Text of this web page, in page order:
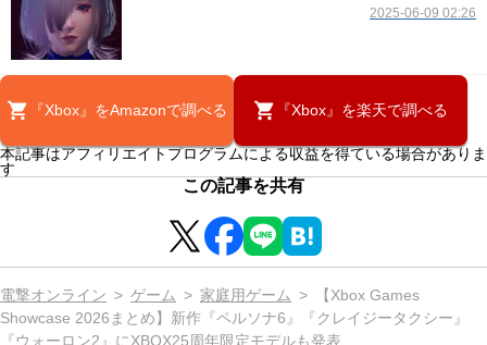
2025-06-09 02:26
『Xbox』をAmazonで調べる 『Xbox』を楽天で調べる
本記事はアフィリエイトプログラムによる収益を得ている場合がありま
す
この記事を共有
電撃オンライン ゲーム 家庭用ゲーム
【Xbox Games
Showcase 2026まとめ】新作『ペルソナ6』『クレイジータクシー』
『ウォーロン2』にXBOX25周年限定モデルも発表